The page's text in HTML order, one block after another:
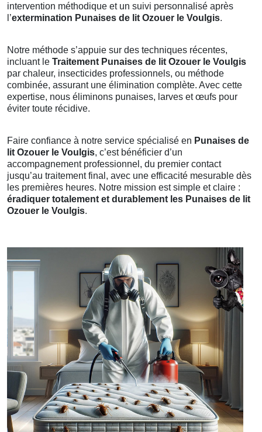
intervention méthodique et un suivi personnalisé après
l’extermination Punaises de lit Ozouer le Voulgis.
Notre méthode s’appuie sur des techniques récentes,
incluant le Traitement Punaises de lit Ozouer le Voulgis
par chaleur, insecticides professionnels, ou méthode
combinée, assurant une élimination complète. Avec cette
expertise, nous éliminons punaises, larves et œufs pour
éviter toute récidive.
Faire confiance à notre service spécialisé en Punaises de
lit Ozouer le Voulgis, c’est bénéficier d’un
accompagnement professionnel, du premier contact
jusqu’au traitement final, avec une efficacité mesurable dès
les premières heures. Notre mission est simple et claire :
éradiquer totalement et durablement les Punaises de lit
Ozouer le Voulgis.